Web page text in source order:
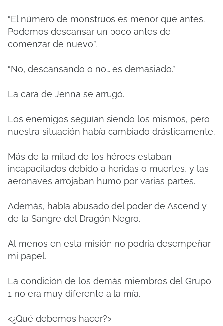
“El número de monstruos es menor que antes.
Podemos descansar un poco antes de
comenzar de nuevo”.
“No, descansando o no… es demasiado.”
La cara de Jenna se arrugó.
Los enemigos seguían siendo los mismos, pero
nuestra situación había cambiado drásticamente.
Más de la mitad de los héroes estaban
incapacitados debido a heridas o muertes, y las
aeronaves arrojaban humo por varias partes.
Además, había abusado del poder de Ascend y
de la Sangre del Dragón Negro.
Al menos en esta misión no podría desempeñar
mi papel.
La condición de los demás miembros del Grupo
1 no era muy diferente a la mía.
<¿Qué debemos hacer?>